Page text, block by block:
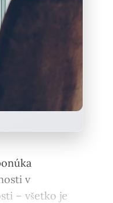
v
– všetko je